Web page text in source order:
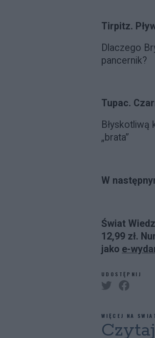
Tirpitz.
Dlaczego
pancernik?
Tupac.
„brata”
W
Świat
12,99 zł.
jako e-
UDOSTĘPNIJ
WIĘCEJ NA